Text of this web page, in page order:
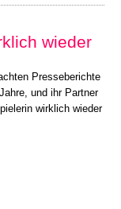
wieder
Presseberichte
und ihr Partner
wirklich wieder